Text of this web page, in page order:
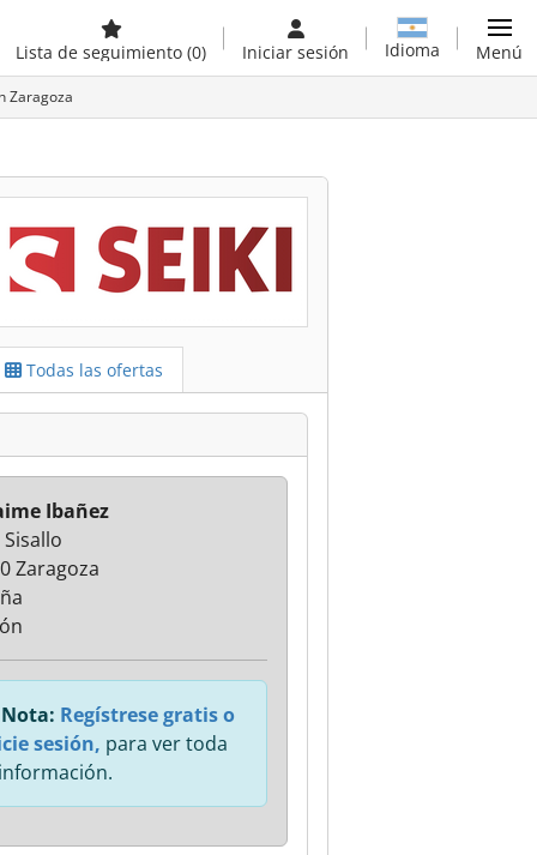
Lista de seguimiento (0) Iniciar sesión Idioma Menú
Zaragoza
Todas las ofertas
Ibañez
Zaragoza
Regístrese gratis o
sesión, para ver toda